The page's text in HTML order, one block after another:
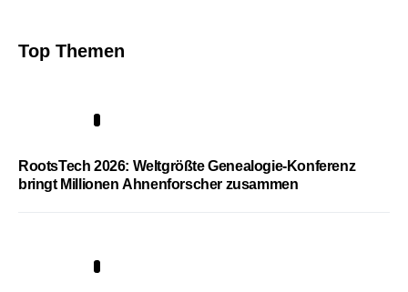
Top Themen
RootsTech 2026: Weltgrößte Genealogie-Konferenz
bringt Millionen Ahnenforscher zusammen